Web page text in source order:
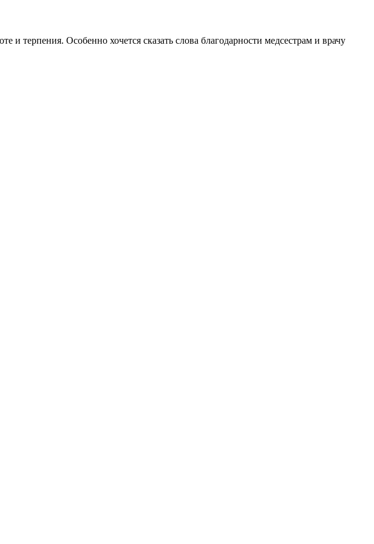
терпения. Особенно хочется сказать слова благодарности медсестрам и врачу